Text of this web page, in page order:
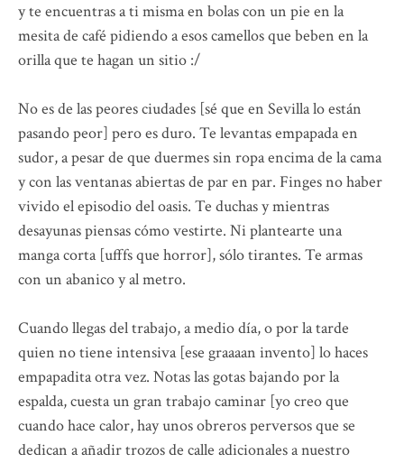
y te encuentras a ti misma en bolas con un pie en la
mesita de café pidiendo a esos camellos que beben en la
orilla que te hagan un sitio :/
No es de las peores ciudades [sé que en Sevilla lo están
pasando peor] pero es duro. Te levantas empapada en
sudor, a pesar de que duermes sin ropa encima de la cama
y con las ventanas abiertas de par en par. Finges no haber
vivido el episodio del oasis. Te duchas y mientras
desayunas piensas cómo vestirte. Ni plantearte una
manga corta [ufffs que horror], sólo tirantes. Te armas
con un abanico y al metro.
Cuando llegas del trabajo, a medio día, o por la tarde
quien no tiene intensiva [ese graaaan invento] lo haces
empapadita otra vez. Notas las gotas bajando por la
espalda, cuesta un gran trabajo caminar [yo creo que
cuando hace calor, hay unos obreros perversos que se
dedican a añadir trozos de calle adicionales a nuestro